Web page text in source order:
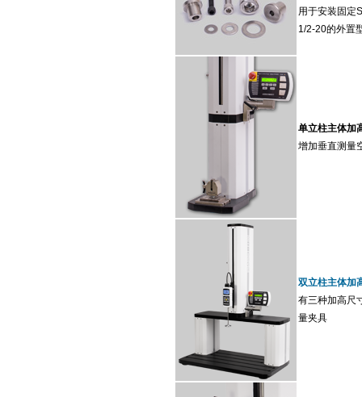
用于安装固定
1/2-20的外置
单立柱主体加
增加垂直测量
双立柱主体加
有三种加高尺
量夹具